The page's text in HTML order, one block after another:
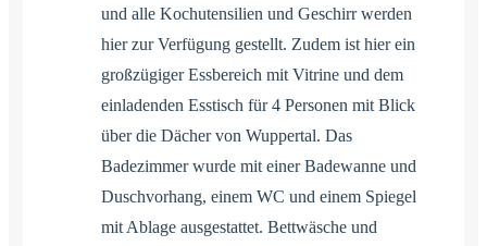
und alle Kochutensilien und Geschirr werden
hier zur Verfügung gestellt. Zudem ist hier ein
großzügiger Essbereich mit Vitrine und dem
einladenden Esstisch für 4 Personen mit Blick
über die Dächer von Wuppertal. Das
Badezimmer wurde mit einer Badewanne und
Duschvorhang, einem WC und einem Spiegel
mit Ablage ausgestattet. Bettwäsche und